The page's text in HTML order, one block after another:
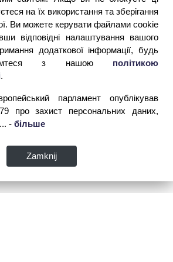
на їх використання та зберігання
Ви можете керувати файлами cookie
відповідні налаштування вашого
додаткової інформації, будь
з нашоюполітикою
.
парламент опублікував
про захист персональних даних,
- більше
Zamknij